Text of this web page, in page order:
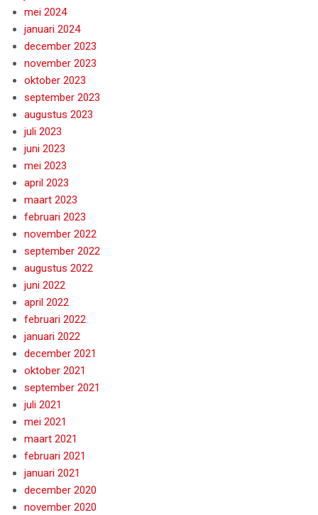
mei 2024
januari 2024
december 2023
november 2023
oktober 2023
september 2023
augustus 2023
juli 2023
juni 2023
mei 2023
april 2023
maart 2023
februari 2023
november 2022
september 2022
augustus 2022
juni 2022
april 2022
februari 2022
januari 2022
december 2021
oktober 2021
september 2021
juli 2021
mei 2021
maart 2021
februari 2021
januari 2021
december 2020
november 2020